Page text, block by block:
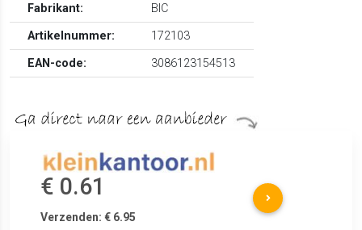
Fabrikant:
BIC
Artikelnummer:
172103
EAN-code:
3086123154513
€ 0.61
Verzenden: € 6.95